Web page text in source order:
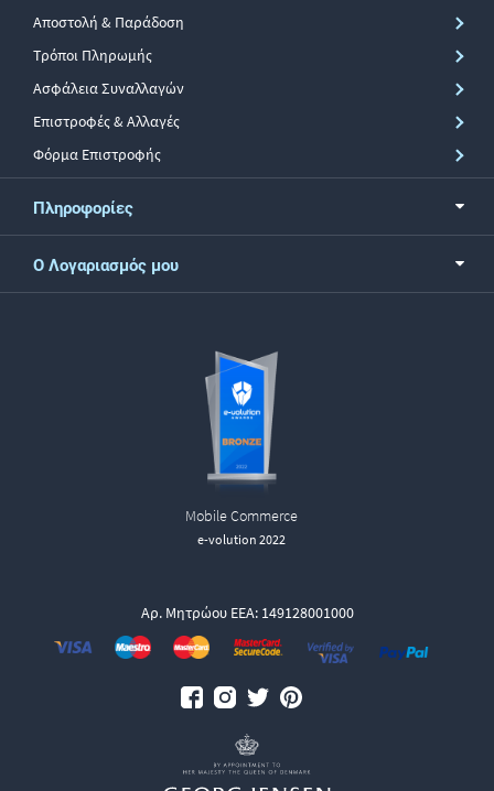
Αποστολή & Παράδοση
Τρόποι Πληρωμής
Ασφάλεια Συναλλαγών
Επιστροφές & Αλλαγές
Φόρμα Επιστροφής
Πληροφορίες
Ο Λογαριασμός μου
Mobile Commerce
e-volution 2022
Αρ. Μητρώου ΕΕΑ: 149128001000